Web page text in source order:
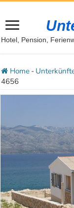
Hotel, Pension,
Home -
4656